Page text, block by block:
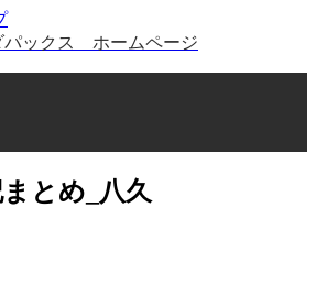
とめ_八久